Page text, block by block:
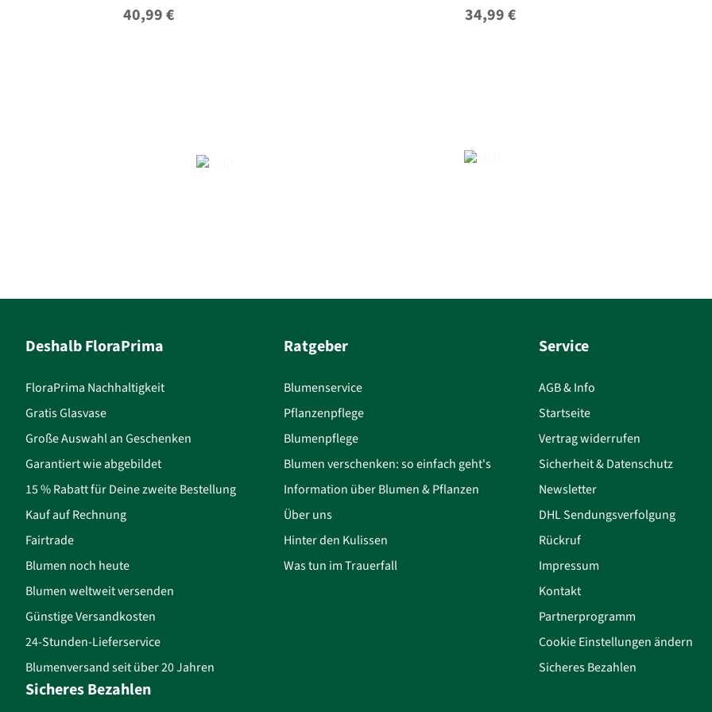
40,99 € 34,99 €
Deshalb FloraPrima
FloraPrima Nachhaltigkeit
Gratis Glasvase
Große Auswahl an Geschenken
Garantiert wie abgebildet
15 % Rabatt für Deine zweite Bestellung
Kauf auf Rechnung
Fairtrade
Blumen noch heute
Blumen weltweit versenden
Günstige Versandkosten
24-Stunden-Lieferservice
Blumenversand seit über 20 Jahren
Ratgeber
Blumenservice
Pflanzenpflege
Blumenpflege
Blumen verschenken: so einfach geht's
Information über Blumen & Pflanzen
Über uns
Hinter den Kulissen
Was tun im Trauerfall
Service
AGB & Info
Startseite
Vertrag widerrufen
Sicherheit & Datenschutz
Newsletter
DHL Sendungsverfolgung
Rückruf
Impressum
Kontakt
Partnerprogramm
Cookie Einstellungen ändern
Sicheres Bezahlen
Sicheres Bezahlen